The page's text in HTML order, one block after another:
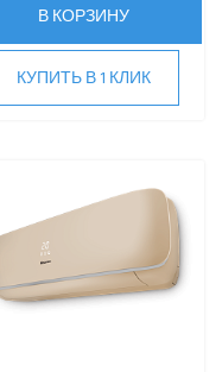
В КОРЗИНУ
КУПИТЬ В 1 КЛИК